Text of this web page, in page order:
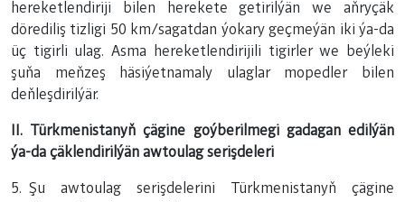
hereketlendiriji bilen herekete getirilýän we aňryçäk
dörediliş tizligi 50 km/sagatdan ýokary geçmeýän iki ýa-da
üç tigirli ulag. Asma hereketlendirijili tigirler we beýleki
şuňa meňzeş häsiýetnamaly ulaglar mopedler bilen
deňleşdirilýär.
II. Türkmenistanyň çägine goýberilmegi gadagan edilýän
ýa-da çäklendirilýän awtoulag serişdeleri
5. Şu awtoulag serişdelerini Türkmenistanyň çägine